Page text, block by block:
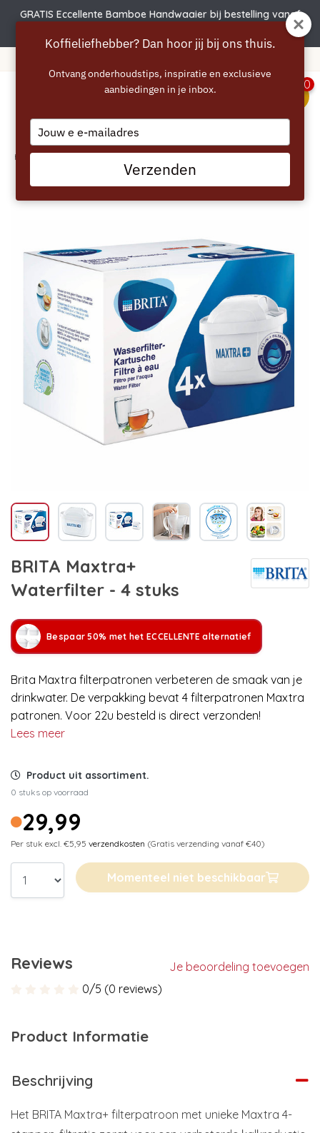
GRATIS Eccellente Bamboe Handwaaier bij bestelling vanaf
0
Home
BRITA Maxtra+
Waterfilter - 4 stuks
Bespaar 50% met het ECCELLENTE alternatief
Brita Maxtra filterpatronen verbeteren de smaak van je
drinkwater. De verpakking bevat 4 filterpatronen Maxtra
patronen. Voor 22u besteld is direct verzonden!
Lees meer
Product uit assortiment.
0 stuks op voorraad
29,99
Per stuk excl. €5,95 verzendkosten (Gratis verzending vanaf €40)
Momenteel niet beschikbaar
Reviews
Je beoordeling toevoegen
0/5 (0 reviews)
Product Informatie
Beschrijving
Het BRITA Maxtra+ filterpatroon met unieke Maxtra 4-
Koffieliefhebber? Dan hoor jij bij ons thuis.
Ontvang onderhoudstips, inspiratie en exclusieve
aanbiedingen in je inbox.
Type
your
email
Verzenden